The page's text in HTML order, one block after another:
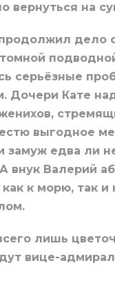
вернуться на
дело
серьёзные
Дочери Кате
выгодное
замуж едва ли
внук Валерий
к морю, так и
лишь
вице-